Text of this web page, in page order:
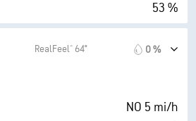
53 %
34 %
RealFeel® 64° 0 %
NO 5 mi/h